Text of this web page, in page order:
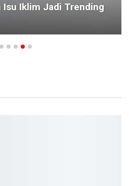
Isu Iklim Jadi Trending